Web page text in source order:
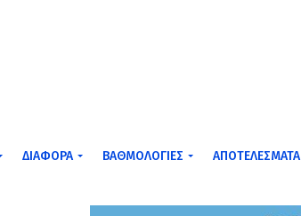
ΔΙΆΦΟΡΑ ΒΑΘΜΟΛΟΓΊΕΣ ΑΠΟΤΕΛΈΣΜΑΤΑ